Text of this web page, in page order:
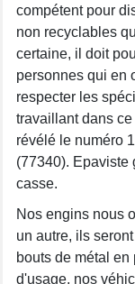
compétent pour
non recyclables
certaine, il doit
personnes qui en
respecter les
travaillant dans
révélé le numéro
(77340). Epaviste
casse.
Nos engins nous
un autre, ils
bouts de métal
d'usage, nos